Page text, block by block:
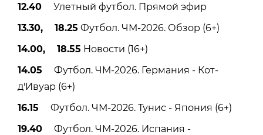
12.40 Улетный футбол. Прямой эфир
13.30, 18.25 Футбол. ЧМ-2026. Обзор (6+)
14.00, 18.55 Новости (16+)
14.05 Футбол. ЧМ-2026. Германия - Кот-
д'Ивуар (6+)
16.15 Футбол. ЧМ-2026. Тунис - Япония (6+)
19.40 Футбол. ЧМ-2026. Испания -